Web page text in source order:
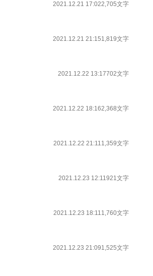
2021.12.21 17:022,705文字
2021.12.21 21:151,819文字
2021.12.22 13:17702文字
2021.12.22 18:162,368文字
2021.12.22 21:111,359文字
2021.12.23 12:11921文字
2021.12.23 18:111,760文字
2021.12.23 21:091,525文字